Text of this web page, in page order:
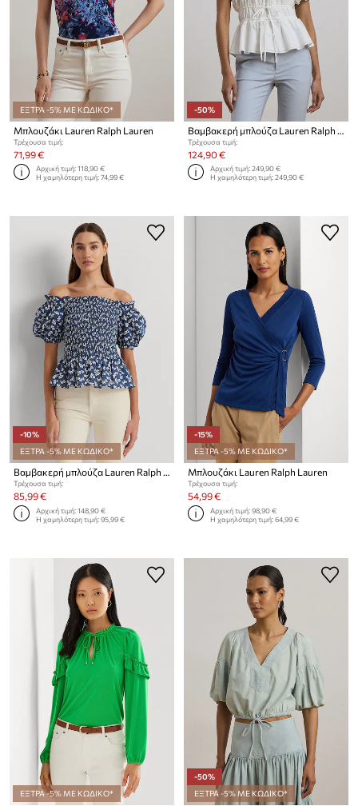
ΕΞΤΡΑ -5% ΜΕ ΚΩΔΙΚΟ*
Μπλουζάκι Lauren Ralph Lauren
Τρέχουσα τιμή:
71,99 €
Αρχική τιμή:118,90 €
Η χαμηλότερη τιμή:74,99 €
-50%
Τρέχουσα τιμή:
124,90 €
Αρχική τιμή:249,90 €
Η χαμηλότερη τιμή:249,90 €
-10%
ΕΞΤΡΑ -5% ΜΕ ΚΩΔΙΚΟ*
Βαμβακερή μπλούζα Lauren Ralph Lauren
Τρέχουσα τιμή:
85,99 €
Αρχική τιμή:148,90 €
Η χαμηλότερη τιμή:95,99 €
-15%
ΕΞΤΡΑ -5% ΜΕ ΚΩΔΙΚΟ*
Μπλουζάκι Lauren Ralph Lauren
Τρέχουσα τιμή:
54,99 €
Αρχική τιμή:98,90 €
Η χαμηλότερη τιμή:64,99 €
ΕΞΤΡΑ -5% ΜΕ ΚΩΔΙΚΟ*
-50%
ΕΞΤΡΑ -5% ΜΕ ΚΩΔΙΚΟ*